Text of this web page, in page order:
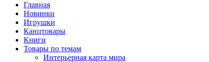
Главная
Новинки
Игрушки
Канцтовары
Книги
Товары по темам
Интерьерная карта мира